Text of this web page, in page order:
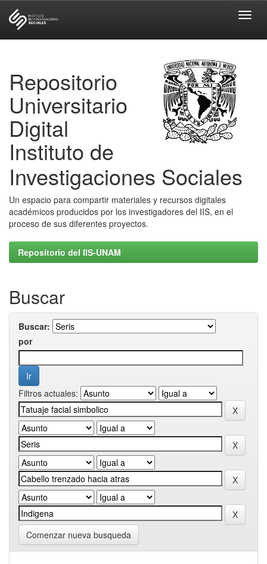
Repositorio
Universitario
Digital
Instituto de
Investigaciones Sociales
Un espacio para compartir materiales y recursos digitales
académicos producidos por los investigadores del IIS, en el
proceso de sus diferentes proyectos.
Repositorio del IIS-UNAM
Buscar
Buscar:
por
Filtros actuales:
Comenzar nueva busqueda